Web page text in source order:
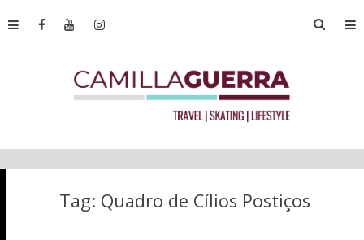
Tag: Quadro de Cílios Postiços